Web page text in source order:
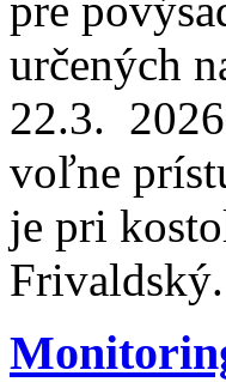
určených
22.3.
voľne
je pri